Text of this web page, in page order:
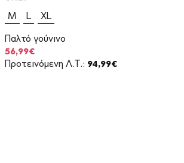
M L
XL
Παλτό γούνινο
Original
price
was:
56,99€
τρέχουσα
τιμή
Προτεινόμενη Λ.Τ.: 94,99€